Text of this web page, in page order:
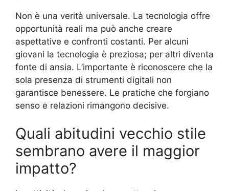
Non è una verità universale. La tecnologia offre
opportunità reali ma può anche creare
aspettative e confronti costanti. Per alcuni
giovani la tecnologia è preziosa; per altri diventa
fonte di ansia. L’importante è riconoscere che la
sola presenza di strumenti digitali non
garantisce benessere. Le pratiche che forgiano
senso e relazioni rimangono decisive.
Quali abitudini vecchio stile
sembrano avere il maggior
impatto?